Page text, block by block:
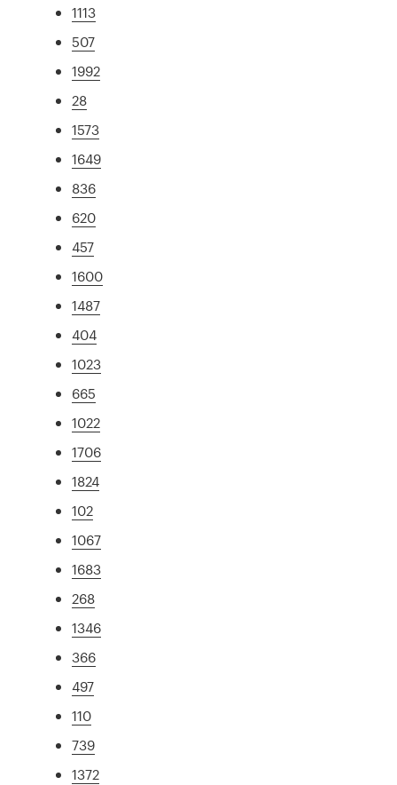
1113
507
1992
28
1573
1649
836
620
457
1600
1487
404
1023
665
1022
1706
1824
102
1067
1683
268
1346
366
497
110
739
1372